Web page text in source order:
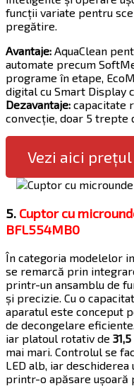
funcții variate pentru
pregătire.
Avantaje: AquaClean
automate precum
programe în etape,
digital cu Smart Display
Dezavantaje: capacitate
convecție, doar 5 trepte
Vezi aici prețul
5. Cuptor cu
BFL554MB0
În categoria modelelor
se remarcă prin
printr-un ansamblu de
și precizie. Cu o
aparatul este conceput
de decongelare
iar platoul rotativ de
mai mari. Controlul se
LED alb, iar deschiderea
printr-o apăsare ușoară